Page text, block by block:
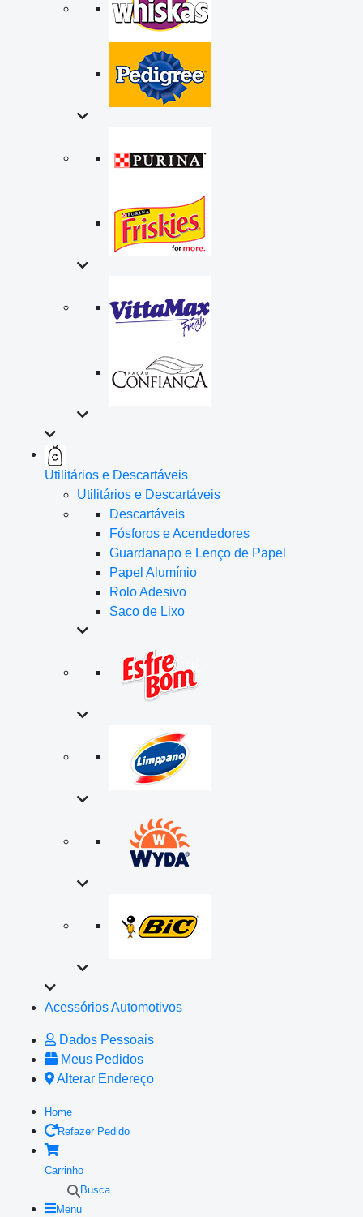
Utilitários e Descartáveis
Utilitários e Descartáveis
Descartáveis
Fósforos e Acendedores
Guardanapo e Lenço de Papel
Papel Alumínio
Rolo Adesivo
Saco de Lixo
Acessórios Automotivos
Dados Pessoais
Meus Pedidos
Alterar Endereço
Home
Refazer Pedido
Carrinho
Busca
Menu